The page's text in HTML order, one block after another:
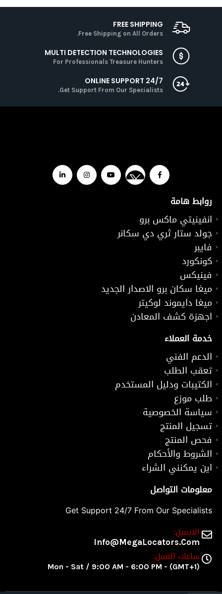
FREE SHIPPING
Free Shipping on All Orders.
MULTI DETECTION TECHNOLOGIES
For Professionals Treasure Hunters
ONLINE SUPPORT 24/7
Get Support From Our Specialists.
روابط هامة
انفينيتي ماكس برو
جولد ستار ثري دي سكانر
فايبر
كونكورد
فينيكس
ميغا سكان برو الاصدار الجديد
ميغا دايموند لوكيتر
اجهزة كشف المعادن
خدمة العملاء
الدعم الفني
تعقب الطلب
الكتيبات ودليل المستخدم
طلب موزع
سياسة الخصوصية
تسجيل المنتج
فحص المنتج
الشروط والأحكام
اين يمكنني الشراء
معلومات التواصل
Get Support 24/7 From Our Specialists
الايميل:
Info@MegaLocators.Com
ساعات العمل:
Mon - Sat / 9:00 AM - 6:00 PM - (GMT+1)